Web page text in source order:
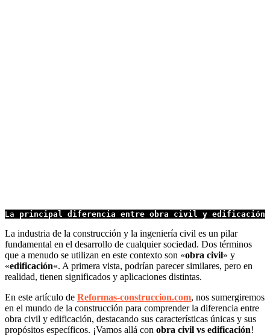
La principal diferencia entre obra civil y edificación
La industria de la construcción y la ingeniería civil es un pilar
fundamental en el desarrollo de cualquier sociedad. Dos términos
que a menudo se utilizan en este contexto son «obra civil» y
«edificación«. A primera vista, podrían parecer similares, pero en
realidad, tienen significados y aplicaciones distintas.
En este artículo de Reformas-construccion.com, nos sumergiremos
en el mundo de la construcción para comprender la diferencia entre
obra civil y edificación, destacando sus características únicas y sus
propósitos específicos. ¡Vamos allá con obra civil vs edificación!